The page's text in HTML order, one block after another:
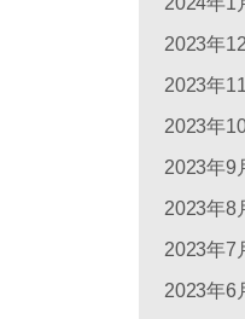
2023年
2023年
2023年
2023年9
2023年8
2023年7
2023年6